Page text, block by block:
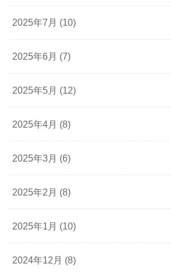
2025年7月 (10)
2025年6月 (7)
2025年5月 (12)
2025年4月 (8)
2025年3月 (6)
2025年2月 (8)
2025年1月 (10)
2024年12月 (8)